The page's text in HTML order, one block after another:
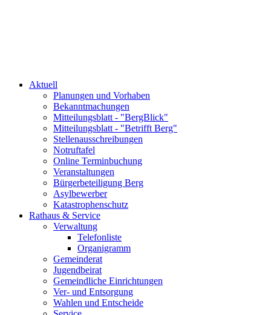
Aktuell
Planungen und Vorhaben
Bekanntmachungen
Mitteilungsblatt - "BergBlick"
Mitteilungsblatt - "Betrifft Berg"
Stellenausschreibungen
Notruftafel
Online Terminbuchung
Veranstaltungen
Bürgerbeteiligung Berg
Asylbewerber
Katastrophenschutz
Rathaus & Service
Verwaltung
Telefonliste
Organigramm
Gemeinderat
Jugendbeirat
Gemeindliche Einrichtungen
Ver- und Entsorgung
Wahlen und Entscheide